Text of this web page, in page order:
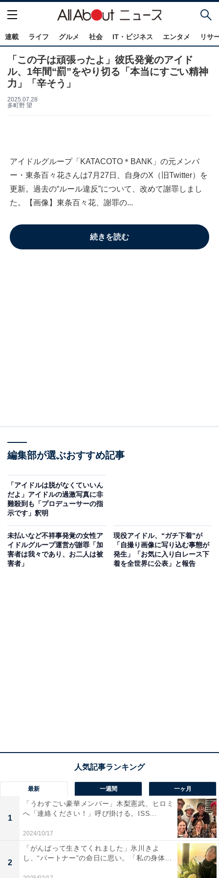
連載 ライフ グルメ 社会 IT・ビジネス エンタメ リサ
「この子は頑張ったよ」彼氏発覚のアイド
ル、1年間“罰”をやり切る「本当にすごい精神
力」「辛そう」
2025.07.28
多町野 望
アイドルグループ「KATACOTO＊BANK」の元メンバ
ー・東条百々花さんは7月27日、自身のX（旧Twitter）を
更新。過去の“ルール違反”について、改めて謝罪しまし
た。【画像】東条百々花、謝罪の...
続きを読む
編集部が選ぶおすすめ記事
「アイドルは脱がなくていいん
だよ」アイドルの過激写真に非
難殺到も「プロデューサーの指
示です」釈明
未払いなど不祥事発覚の女性ア
イドルグループ運営が謝罪「加
害者は我々であり、お二人は被
害者」
現役アイドル、“ガチ下着”が
「自撮り画像に写り込む事態が
発生」「お気に入り白レース下
着を全世界に公表」と報告
最新 一週間 一ヶ月
1
「うわすごい豪華メンバー」木梨憲武、ヒロミ
へ「連絡ください！」呼び掛ける。ISS...
2024/10/17
2
「がんばって生きてくれました」氷川きよ
し、“パートナー”の命日に思い。「私の身体...